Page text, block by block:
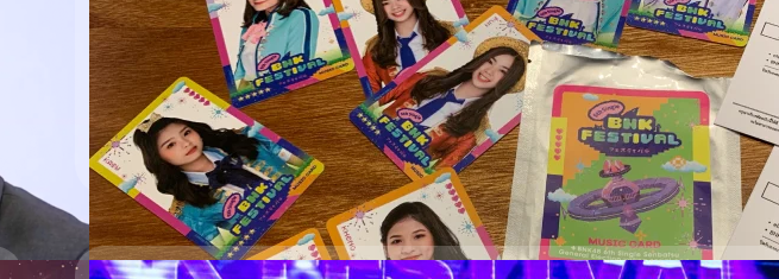
หลังจากที่ BNK48 เปิด Pre-Order CD BNK48 5th Single "BNK Festival" & Music Card Edition
ผ่านช่องทาง https://shop.bnk48.com/ ไปเมื่อ 8 พฤษจิกายน 2561 ในส่วนของ CD ก็ถูกจับของ
หมดไปอย่างรวดเร็ว ส่วน Music Card Edition สามารถซื้อได้จนถึงวันที่ 22 มกราคม 2562 เวลา
12:00 น. โดยภายใน Music Card Edition จะประกอบไปด้วย บัตรแข็งที่ระลึก 1 ใบ จาก 51
แบบ, BNK48 5th Single BNK Festival Digital Tracks, ของขวัญพิเศษ สำหรับ BNK48 Official
App, Code สำหรับลงคะแนน BNK48 6th Single Senbatsu General…
Meechok Dechpokasup| 2789 days ago
Read More
25/11/2018